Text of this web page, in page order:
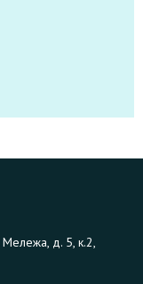
Мележа, д. 5, к.2,